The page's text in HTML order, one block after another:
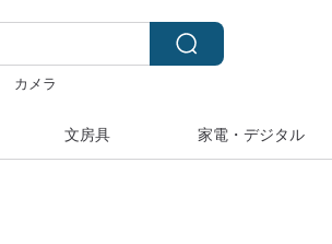
カメラ
文房具 家電・デジタル